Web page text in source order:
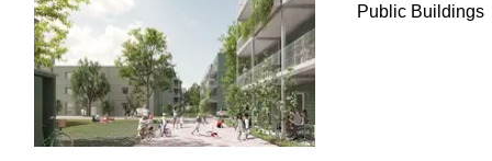
Public Buildings